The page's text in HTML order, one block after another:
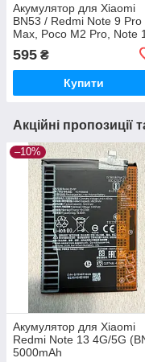
Акумулятор для Xiaomi
BN53 / Redmi Note 9 Pro
Max, Poco M2 Pro, Note
Original PRC
595 ₴
Купити
Акційні пропозиції
–10%
Акумулятор для Xiaomi
Redmi Note 13 4G/5G
5000mAh